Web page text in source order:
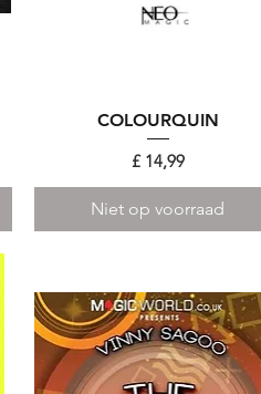
Snel overzicht
COLOURQUIN
Prijs
£ 14,99
Niet op voorraad